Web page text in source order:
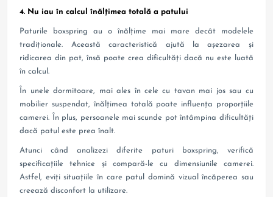
4. Nu iau în calcul înălțimea totală a patului
Paturile boxspring au o înălțime mai mare decât modelele
tradiționale. Această caracteristică ajută la așezarea și
ridicarea din pat, însă poate crea dificultăți dacă nu este luată
în calcul.
În unele dormitoare, mai ales în cele cu tavan mai jos sau cu
mobilier suspendat, înălțimea totală poate influența proporțiile
camerei. În plus, persoanele mai scunde pot întâmpina dificultăți
dacă patul este prea înalt.
Atunci când analizezi diferite paturi boxspring, verifică
specificațiile tehnice și compară-le cu dimensiunile camerei.
Astfel, eviți situațiile în care patul domină vizual încăperea sau
creează disconfort la utilizare.